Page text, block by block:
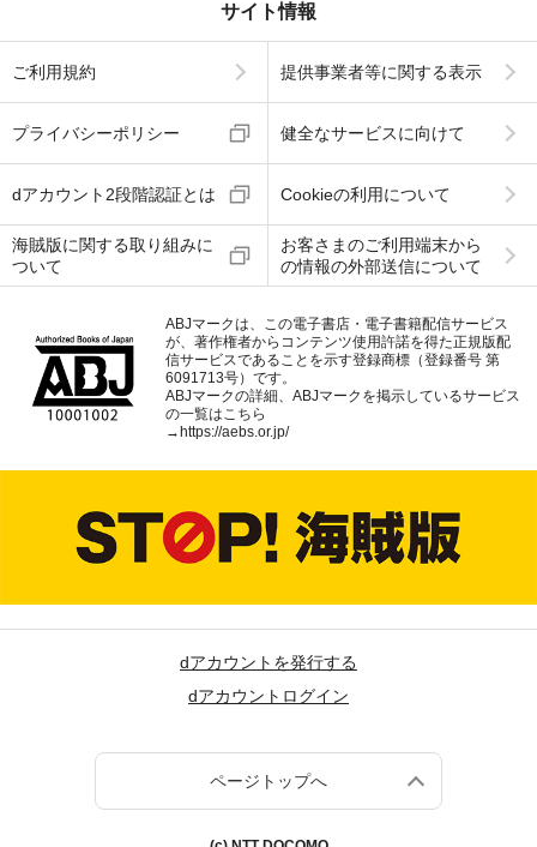
サイト情報
ご利用規約 提供事業者等に関する表示
プライバシーポリシー 健全なサービスに向けて
dアカウント2段階認証とは Cookieの利用について
海賊版に関する取り組みに
ついて
お客さまのご利用端末から
の情報の外部送信について
ABJマークは、この電子書店・電子書籍配信サービス
が、著作権者からコンテンツ使用許諾を得た正規版配
信サービスであることを示す登録商標（登録番号 第
6091713号）です。
ABJマークの詳細、ABJマークを掲示しているサービス
の一覧はこちら
→ https://aebs.or.jp/
dアカウントを発行する
dアカウントログイン
ページトップへ